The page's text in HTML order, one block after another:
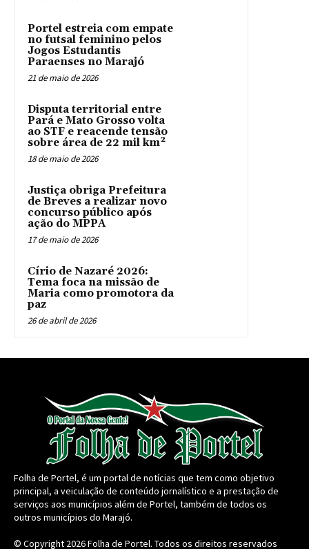
Portel estreia com empate
no futsal feminino pelos
Jogos Estudantis
Paraenses no Marajó
21 de maio de 2026
Disputa territorial entre
Pará e Mato Grosso volta
ao STF e reacende tensão
sobre área de 22 mil km²
18 de maio de 2026
Justiça obriga Prefeitura
de Breves a realizar novo
concurso público após
ação do MPPA
17 de maio de 2026
Círio de Nazaré 2026:
Tema foca na missão de
Maria como promotora da
paz
26 de abril de 2026
Folha de Portel, é um portal de notícias que tem como objetivo
principal, a veiculação de conteúdo jornalístico e a prestação de
serviços aos municípios além de Portel, também de todos os
outros municípios do Marajó.
© Copyright 2026Folha de Portel. Todos os direitos reservados